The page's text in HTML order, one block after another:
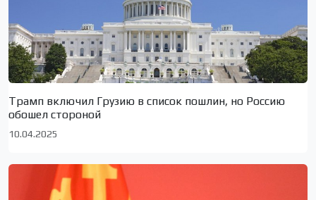
Трамп включил Грузию в список пошлин, но Россию
обошел стороной
10.04.2025